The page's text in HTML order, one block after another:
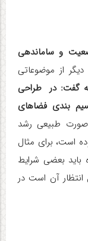
و ساماندهی
از موضوعاتی
گفت: در طراحی
بندی فضاهای
صورت طبیعی رشد
است، برای مثال
بعضی شرایط
انتظار آن است در